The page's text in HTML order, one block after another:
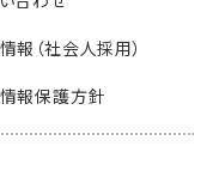
報（社会人採用）
報保護方針